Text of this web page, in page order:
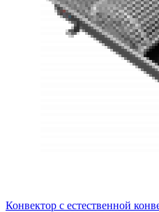
Конвектор с естественной